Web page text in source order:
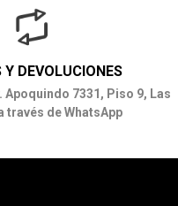
DEVOLUCIONES
Apoquindo 7331, Piso 9, Las
través de WhatsApp